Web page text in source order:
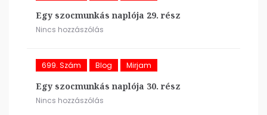
Egy szocmunkás naplója 29. rész
Nincs hozzászólás
699. Szám Blog Mirjam
Egy szocmunkás naplója 30. rész
Nincs hozzászólás